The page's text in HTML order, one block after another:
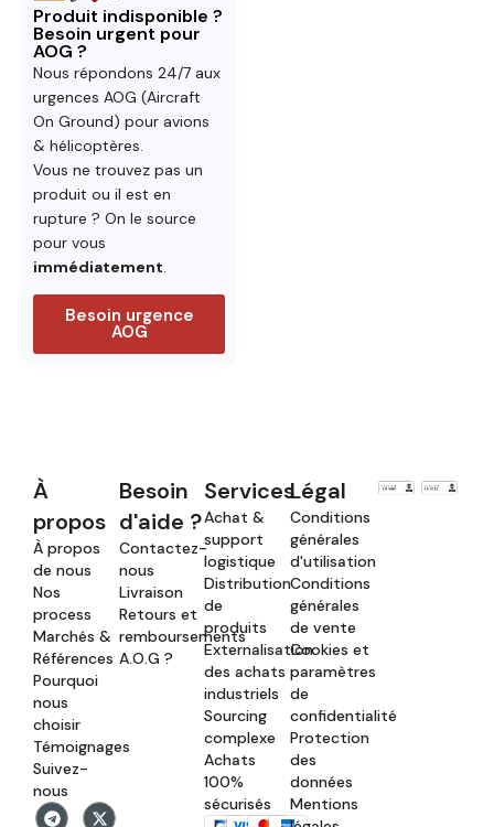
Produit indisponible ?
Besoin urgent pour
AOG ?
Nous répondons 24/7 aux
urgences AOG (Aircraft
On Ground) pour avions
& hélicoptères.
Vous ne trouvez pas un
produit ou il est en
rupture ? On le source
pour vous
immédiatement.
Besoin urgence
AOG
À
propos
À propos
de nous
Nos
process
Marchés &
Références
Pourquoi
nous
choisir
Témoignages
Suivez-
nous
Besoin
d'aide ?
Contactez-
nous
Livraison
Retours et
remboursements
A.O.G ?
Services
Achat &
support
logistique
Distribution
de
produits
Externalisation
des achats
industriels
Sourcing
complexe
Achats
100%
sécurisés
Légal
Conditions
générales
d'utilisation
Conditions
générales
de vente
Cookies et
paramètres
de
confidentialité
Protection
des
données
Mentions